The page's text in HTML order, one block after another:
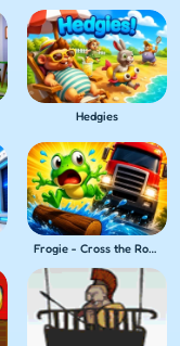
Hedgies
Frogie - Cross the Roads